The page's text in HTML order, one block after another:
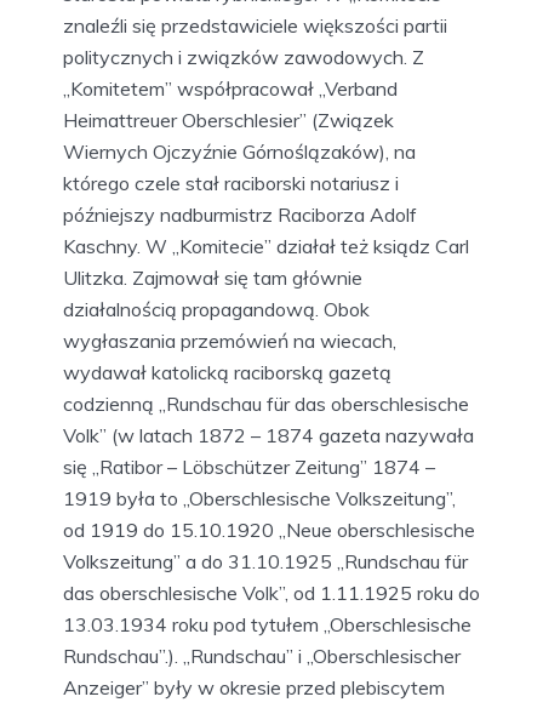
znaleźli się przedstawiciele większości partii
politycznych i związków zawodowych. Z
„Komitetem” współpracował „Verband
Heimattreuer Oberschlesier” (Związek
Wiernych Ojczyźnie Górnoślązaków), na
którego czele stał raciborski notariusz i
późniejszy nadburmistrz Raciborza Adolf
Kaschny. W „Komitecie” działał też ksiądz Carl
Ulitzka. Zajmował się tam głównie
działalnością propagandową. Obok
wygłaszania przemówień na wiecach,
wydawał katolicką raciborską gazetą
codzienną „Rundschau für das oberschlesische
Volk” (w latach 1872 – 1874 gazeta nazywała
się „Ratibor – Löbschützer Zeitung” 1874 –
1919 była to „Oberschlesische Volkszeitung”,
od 1919 do 15.10.1920 „Neue oberschlesische
Volkszeitung” a do 31.10.1925 „Rundschau für
das oberschlesische Volk”, od 1.11.1925 roku do
13.03.1934 roku pod tytułem „Oberschlesische
Rundschau”.). „Rundschau” i „Oberschlesischer
Anzeiger” były w okresie przed plebiscytem